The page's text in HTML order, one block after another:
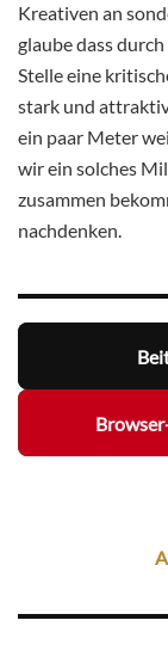
Kreativen an
glaube dass
Stelle eine
stark und attraktiv
ein paar Meter
wir ein solches
zusammen
nachdenken.